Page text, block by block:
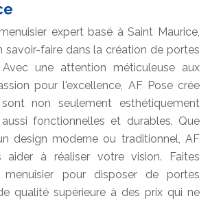
expert basé à Saint Maurice,
savoir-faire dans la création de portes
Avec une attention méticuleuse aux
pour l'excellence, AF Pose crée
non seulement esthétiquement
fonctionnelles et durables. Que
design moderne ou traditionnel, AF
aider à réaliser votre vision. Faites
pour disposer de portes
qualité supérieure à des prix qui ne